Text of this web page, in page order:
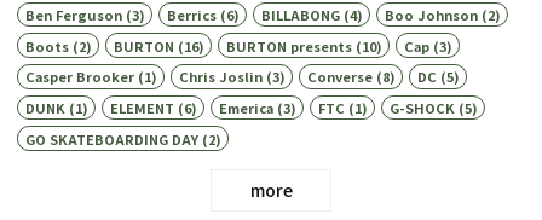
Ben Ferguson(3) Berrics(6) BILLABONG(4) Boo Johnson(2)
Boots(2) BURTON (16) BURTON presents(10) Cap(3)
Casper Brooker(1) Chris Joslin(3) Converse(8) DC (5)
DUNK (1) ELEMENT (6) Emerica(3) FTC (1) G-SHOCK (5)
GO SKATEBOARDING DAY(2)
more